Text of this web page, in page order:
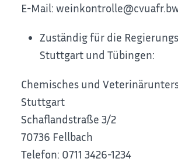
E-Mail:
Zuständig für die
Stuttgart und Tübingen:
Chemisches und
Stuttgart
Schaflandstraße 3/2
70736 Fellbach
Telefon: 0711 3426-1234